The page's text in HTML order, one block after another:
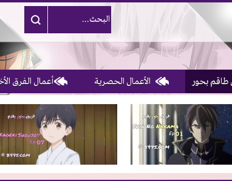
طاقم بحور الأعمال الحصرية أعمال الفرق